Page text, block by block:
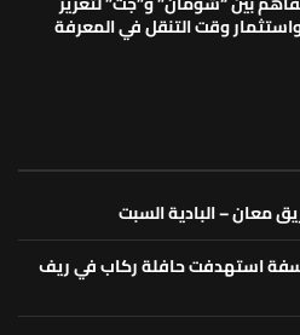
وقت التنقل في المعرفة
معان – البادية السبت
استهدفت حافلة ركاب في ريف